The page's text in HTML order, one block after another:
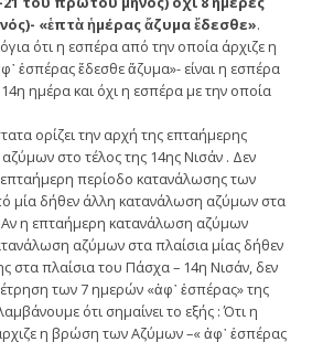
«ἑπτὰ ἡμέρας ἄζυμα ἔδεσθε».
ότι η εσπέρα από την οποία άρχιζε η
ἑσπέρας ἔδεσθε ἄζυμα»- είναι η εσπέρα
ημέρα και όχι η εσπέρα με την οποία
ορίζει την αρχή της επταήμερης
στο τέλος της 14ης Νισάν . Δεν
επταήμερη περίοδο κατανάλωσης των
μία δήθεν άλλη κατανάλωση αζύμων στα
Αν η επταήμερη κατανάλωση αζύμων
αζύμων στα πλαίσια μίας δήθεν
στα πλαίσια του Πάσχα – 14η Νισάν, δεν
των 7 ημερών «ἀφ᾿ ἑσπέρας» της
ότι σημαίνει το εξής : Ότι η
η βρώση των Αζύμων –« ἀφ᾿ ἑσπέρας